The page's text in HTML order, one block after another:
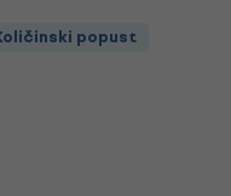
popust